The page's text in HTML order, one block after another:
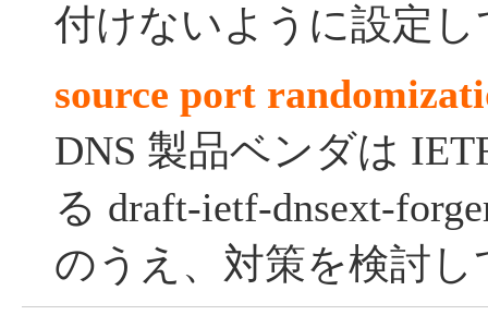
付けないように設定
source port
DNS 製品ベンダは
る draft-ietf-dnsext-
のうえ、対策を検討